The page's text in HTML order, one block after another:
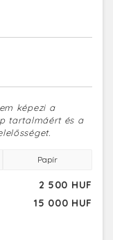
képezi a
tartalmáért és a
Papír
2 500 HUF
15 000 HUF